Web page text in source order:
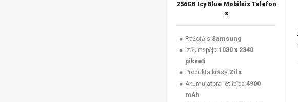
256GB Icy Blue Mobilais Telefon
s
Ražotājs:Samsung
Izšķirtspēja:1080 x 2340
pikseļi
Produkta krāsa:Zils
Akumulatora ietilpība:4900
mAh